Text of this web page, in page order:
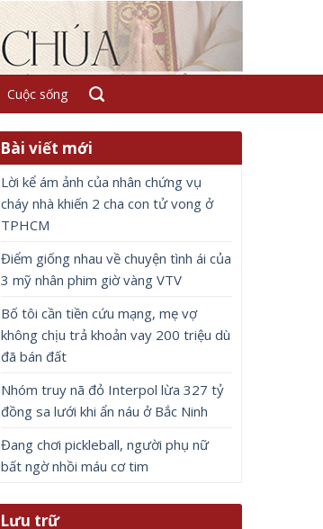
Cuộc sống
Bài viết mới
Lời kể ám ảnh của nhân chứng vụ
cháy nhà khiến 2 cha con tử vong ở
TPHCM
Điểm giống nhau về chuyện tình ái của
3 mỹ nhân phim giờ vàng VTV
Bố tôi cần tiền cứu mạng, mẹ vợ
không chịu trả khoản vay 200 triệu dù
đã bán đất
Nhóm truy nã đỏ Interpol lừa 327 tỷ
đồng sa lưới khi ẩn náu ở Bắc Ninh
Đang chơi pickleball, người phụ nữ
bất ngờ nhồi máu cơ tim
Lưu trữ